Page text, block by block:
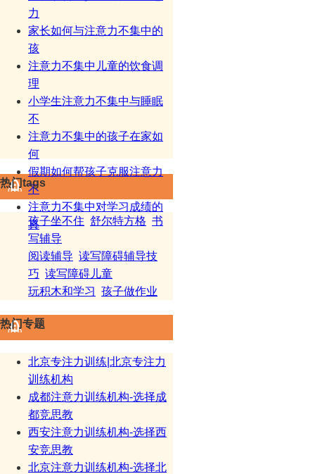
力
家长如何与注意力不集中的
孩
注意力不集中儿童的饮食调
理
小学生注意力不集中与睡眠
不
注意力不集中的孩子在家如
何
假期如何帮孩子克服注意力
不
注意力不集中对学习成绩的
真
热门tags
孩子坐不住 舒尔特方格 书
写辅导
阅读辅导 读写障碍辅导技
巧 读写障碍儿童
玩积木和学习 孩子做作业
热门专题
北京专注力训练|北京专注力
训练机构
成都注意力训练机构-选择成
都竞思教
西安注意力训练机构-选择西
安竞思教
北京注意力训练机构-选择北